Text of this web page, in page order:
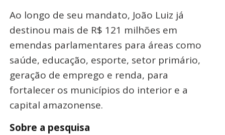
Ao longo de seu mandato, João Luiz já
destinou mais de R$ 121 milhões em
emendas parlamentares para áreas como
saúde, educação, esporte, setor primário,
geração de emprego e renda, para
fortalecer os municípios do interior e a
capital amazonense.
Sobre a pesquisa